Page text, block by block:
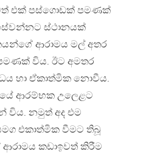
එක් පස්ගොඩක් පමණක්
ස්ථානයක්
ආරාමය මල් අතර
විය. ඊට අමතර
හා ඒකාත්මික නොවීය.
ආරම්භක උලෙළට
විය. නමුත් අද එම
එකාත්මික වීමට තිබූ
කඩාඉවත් කිරීම